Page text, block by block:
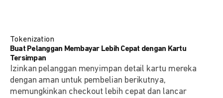
Tokenization
Buat Pelanggan Membayar Lebih Cepat dengan Kartu
Tersimpan
Izinkan pelanggan menyimpan detail kartu mereka
dengan aman untuk pembelian berikutnya,
memungkinkan checkout lebih cepat dan lancar